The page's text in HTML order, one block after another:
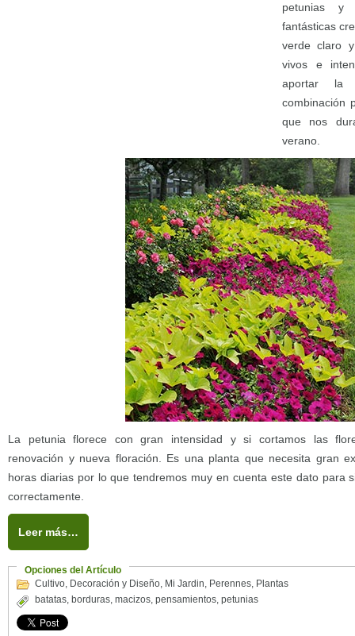
petunias y
fantásticas
verde claro
vivos e
aportar la
combinación
que nos
verano.
La petunia florece con gran intensidad y si cortamos las
renovación y nueva floración. Es una planta que necesita gran
horas diarias por lo que tendremos muy en cuenta este dato para
correctamente.
Leer más…
Opciones del Artículo
Cultivo, Decoración y Diseño, Mi Jardin, Perennes, Plantas
batatas, borduras, macizos, pensamientos, petunias